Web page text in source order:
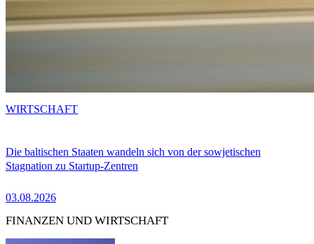
Die baltischen Staaten wandeln sich von der sowjetischen
Stagnation zu Startup-Zentren
03.08.2026
WIRTSCHAFT
FINANZEN UND WIRTSCHAFT